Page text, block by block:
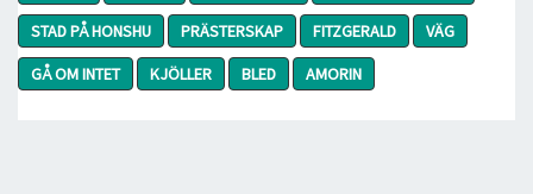
STAD PÅ HONSHU
PRÄSTERSKAP FITZGERALD
VÄG
GÅ OM INTET
KJÖLLER BLED AMORIN